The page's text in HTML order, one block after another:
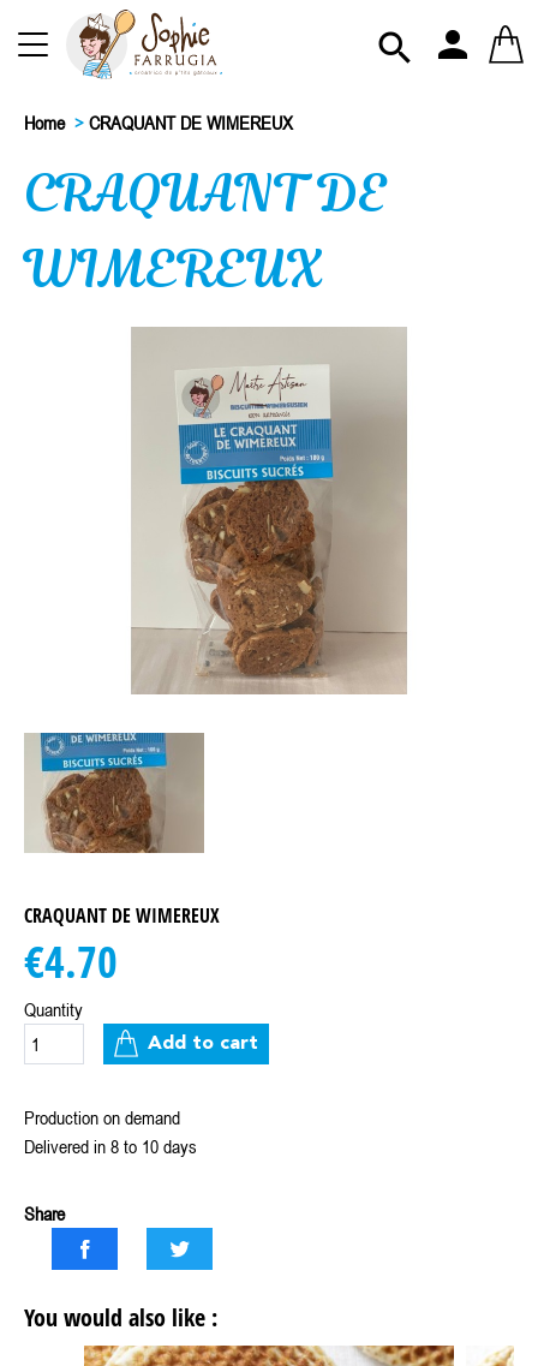
 person
Home > CRAQUANT DE WIMEREUX
CRAQUANT DE
WIMEREUX
CRAQUANT DE WIMEREUX
€4.70
Quantity
Add to cart
Production on demand
Delivered in 8 to 10 days
Share
You would also like :